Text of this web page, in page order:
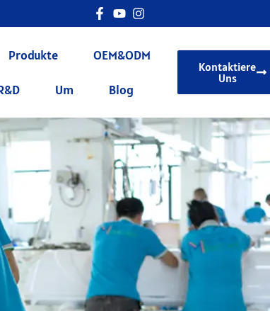
Produkte OEM&ODM
Um Blog
Kontaktiere
Uns